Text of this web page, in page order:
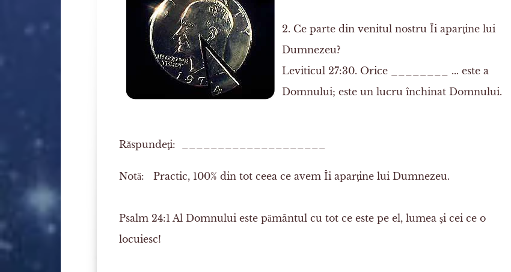
2. Ce parte din venitul nostru Îi aparţine lui
Dumnezeu?
Leviticul 27:30. Orice ________ ... este a
Domnului; este un lucru închinat Domnului.
Răspundeţi: ____________________
Notă: Practic, 100% din tot ceea ce avem Îi aparţine lui Dumnezeu.
Psalm 24:1 Al Domnului este pământul cu tot ce este pe el, lumea şi cei ce o
locuiesc!